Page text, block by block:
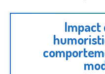
Impact